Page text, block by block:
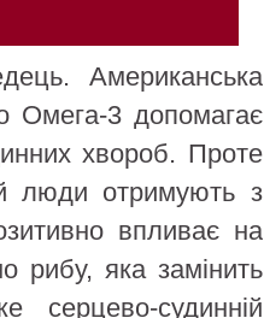
Американська
Омега-3 допомагає
хвороб. Проте
люди отримують з
впливає на
рибу, яка замінить
судинній